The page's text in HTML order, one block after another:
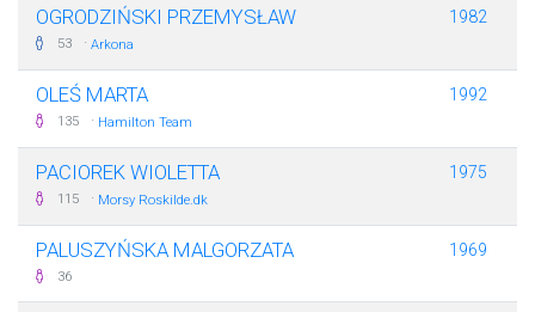
OGRODZIŃSKI PRZEMYSŁAW
53 · Arkona
1982
OLEŚ MARTA
135 · Hamilton Team
1992
PACIOREK WIOLETTA
115 · Morsy Roskilde.dk
1975
PALUSZYŃSKA MALGORZATA
36
1969